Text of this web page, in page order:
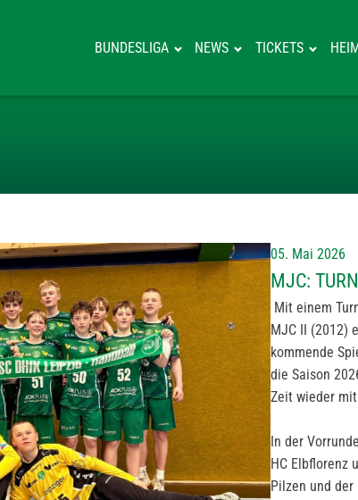
BUNDESLIGA NEWS TICKETS
05. Mai 2026
MJC:
Mit einem
MJC II (2012)
kommende
die Saison
Zeit wieder
In der
HC Elbflorenz
Pilzen und der